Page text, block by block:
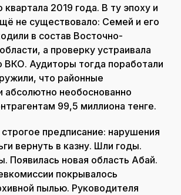
квартала 2019 года. В ту эпоху и
не существовало: Семей и его
в состав Восточно-
а проверку устраивала
ВКО. Аудиторы тогда поработали
что районные
абсолютно необоснованно
99,5 миллиона тенге.
предписание: нарушения
вернуть в казну. Шли годы.
Появилась новая область Абай.
покрывалось
пылью. Руководителя